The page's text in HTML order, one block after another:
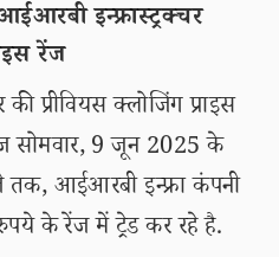
इन्फ्रास्ट्रक्चर
रेंज
प्रीवियस क्लोजिंग प्राइस
9 जून 2025 के
तक, आईआरबी इन्फ्रा कंपनी
के रेंज में ट्रेड कर रहे है.